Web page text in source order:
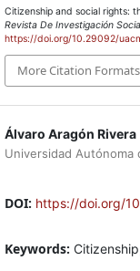
Álvaro Aragón Rivera
Universidad Autónoma
DOI: https://doi.org/
Keywords:
Citizenship and social rights:
Revista De Investigación
https://doi.org/10.29092/
More Citation Formats